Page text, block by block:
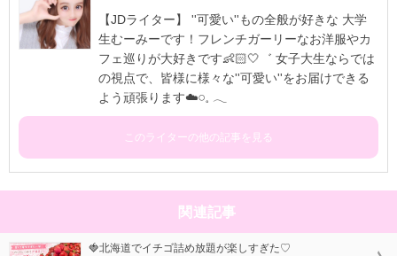
【JDライター】 ''可愛い''もの全般が好きな 大学
生むーみーです！フレンチガーリーなお洋服やカ
フェ巡りが大好きです👶🏻🤍゛ 女子大生ならでは
の視点で、皆様に様々な''可愛い''をお届けできる
よう頑張ります☁️𓏸⁡𓈒 𓂃
このライターの他の記事を見る
関連記事
🍓北海道でイチゴ詰め放題が楽しすぎた♡